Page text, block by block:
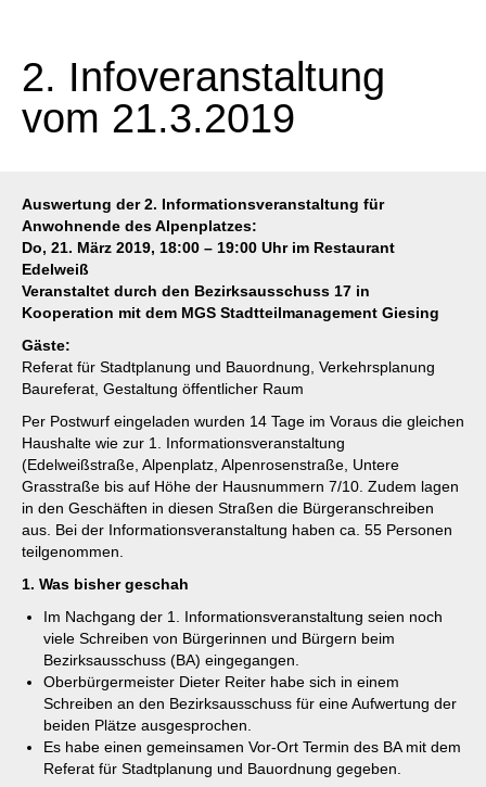
2. Infoveranstaltung
vom 21.3.2019
Auswertung der 2. Informationsveranstaltung für
Anwohnende des Alpenplatzes:
Do, 21. März 2019, 18:00 – 19:00 Uhr im Restaurant
Edelweiß
Veranstaltet durch den Bezirksausschuss 17 in
Kooperation mit dem MGS Stadtteilmanagement Giesing
Gäste:
Referat für Stadtplanung und Bauordnung, Verkehrsplanung
Baureferat, Gestaltung öffentlicher Raum
Per Postwurf eingeladen wurden 14 Tage im Voraus die gleichen
Haushalte wie zur 1. Informationsveranstaltung
(Edelweißstraße, Alpenplatz, Alpenrosenstraße, Untere
Grasstraße bis auf Höhe der Hausnummern 7/10. Zudem lagen
in den Geschäften in diesen Straßen die Bürgeranschreiben
aus. Bei der Informationsveranstaltung haben ca. 55 Personen
teilgenommen.
1. Was bisher geschah
Im Nachgang der 1. Informationsveranstaltung seien noch
viele Schreiben von Bürgerinnen und Bürgern beim
Bezirksausschuss (BA) eingegangen.
Oberbürgermeister Dieter Reiter habe sich in einem
Schreiben an den Bezirksausschuss für eine Aufwertung der
beiden Plätze ausgesprochen.
Es habe einen gemeinsamen Vor-Ort Termin des BA mit dem
Referat für Stadtplanung und Bauordnung gegeben.